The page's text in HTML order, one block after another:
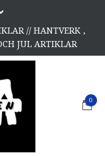
// HANTVERK ,
JUL ARTIKLAR
0